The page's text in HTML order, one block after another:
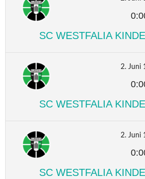
SC WESTFALIA
2. Juni
SC WESTFALIA
2. Juni
SC WESTFALIA